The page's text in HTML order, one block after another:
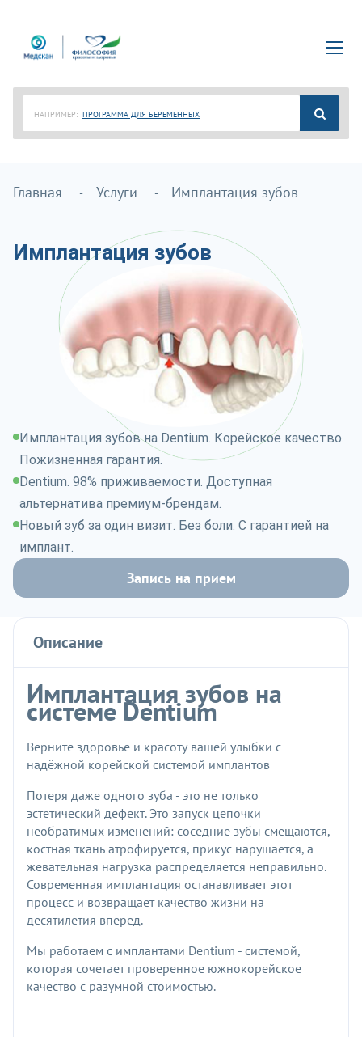
НАПРИМЕР: ПРОГРАММА ДЛЯ БЕРЕМЕННЫХ
Главная Услуги Имплантация зубов
Имплантация зубов на Dentium. Корейское качество.
Пожизненная гарантия.
Dentium. 98% приживаемости. Доступная
альтернатива премиум-брендам.
Новый зуб за один визит. Без боли. С гарантией на
имплант.
Запись на прием
Имплантация зубов
Описание
Имплантация зубов на
системе Dentium
Верните здоровье и красоту вашей улыбки с
надёжной корейской системой имплантов
Потеря даже одного зуба - это не только
эстетический дефект. Это запуск цепочки
необратимых изменений: соседние зубы смещаются,
костная ткань атрофируется, прикус нарушается, а
жевательная нагрузка распределяется неправильно.
Современная имплантация останавливает этот
процесс и возвращает качество жизни на
десятилетия вперёд.
Мы работаем с имплантами Dentium - системой,
которая сочетает проверенное южнокорейское
качество с разумной стоимостью.